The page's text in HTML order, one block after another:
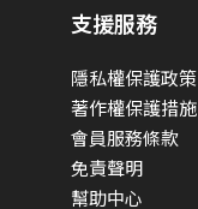
支援服務
隱私權保護政策
著作權保護措施
會員服務條款
免責聲明
幫助中心